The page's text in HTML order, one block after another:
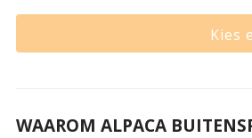
Kies
WAAROM ALPACA